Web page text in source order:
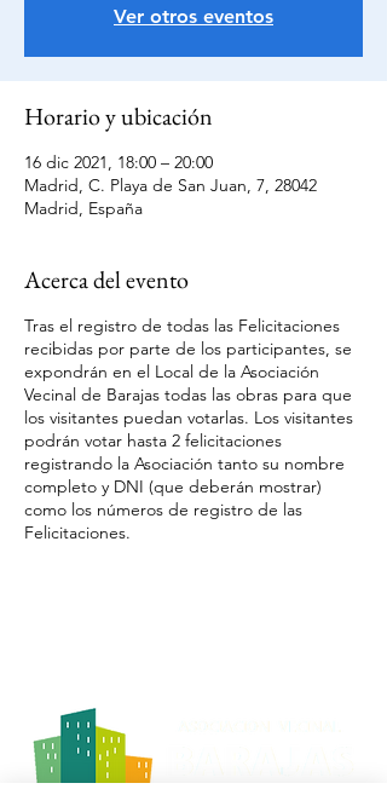
Ver otros eventos
Horario y ubicación
16 dic 2021, 18:00 – 20:00
Madrid, C. Playa de San Juan, 7, 28042
Madrid, España
Acerca del evento
Tras el registro de todas las Felicitaciones
recibidas por parte de los participantes, se
expondrán en el Local de la Asociación
Vecinal de Barajas todas las obras para que
los visitantes puedan votarlas. Los visitantes
podrán votar hasta 2 felicitaciones
registrando la Asociación tanto su nombre
completo y DNI (que deberán mostrar)
como los números de registro de las
Felicitaciones.